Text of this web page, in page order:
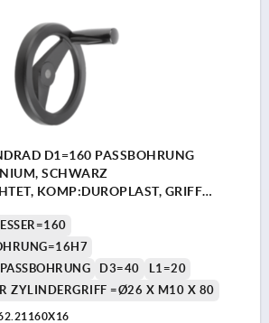
D1=160 PASSBOHRUNG
SCHWARZ
KOMP:DUROPLAST, GRIFF
D3=40
L1=20
ZYLINDERGRIFF =Ø26 X M10 X 80